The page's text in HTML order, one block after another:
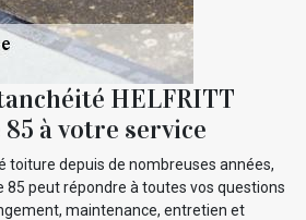
HELFRITT
à votre service
toiture depuis de nombreuses années,
85 peut répondre à toutes vos questions
maintenance, entretien et